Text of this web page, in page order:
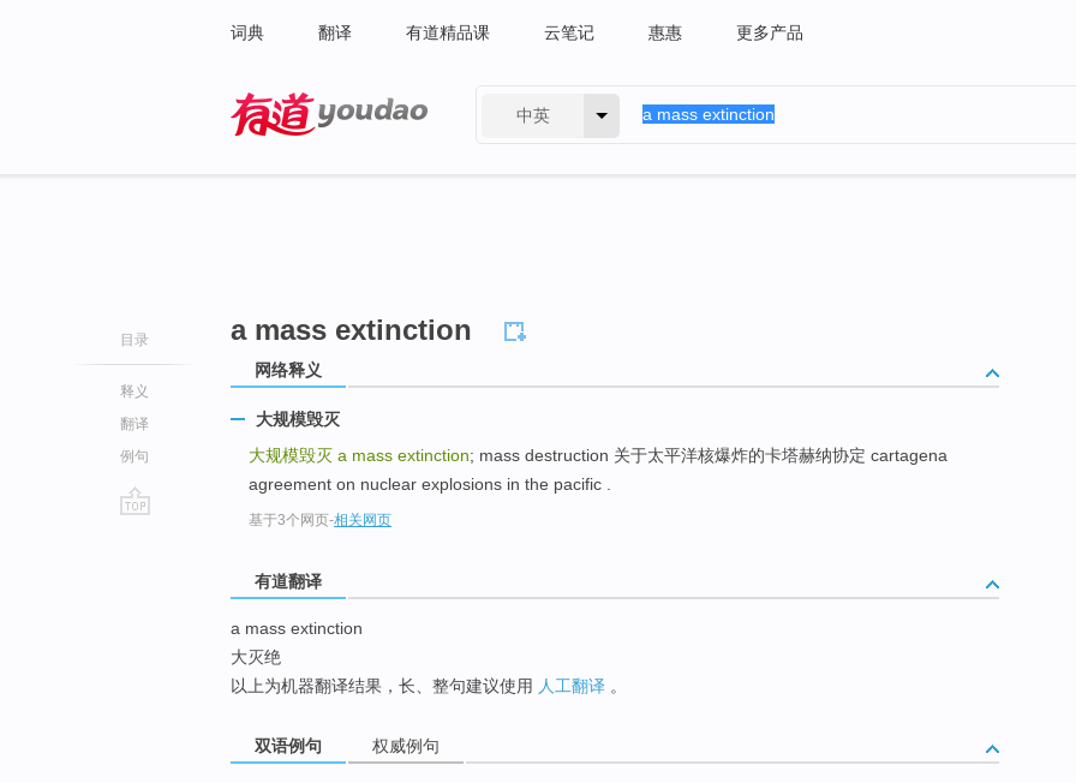
词典 翻译 有道精品课 云笔记 惠惠 更多产品
中英
目录
释义
翻译
例句
a mass extinction
网络释义
大规模毁灭
大规模毁灭 a mass extinction; mass destruction 关于太平洋核爆炸的卡塔赫纳协定 cartagena
agreement on nuclear explosions in the pacific .
基于3个网页-相关网页
有道翻译
a mass extinction
大灭绝
以上为机器翻译结果，长、整句建议使用 人工翻译 。
双语例句 权威例句